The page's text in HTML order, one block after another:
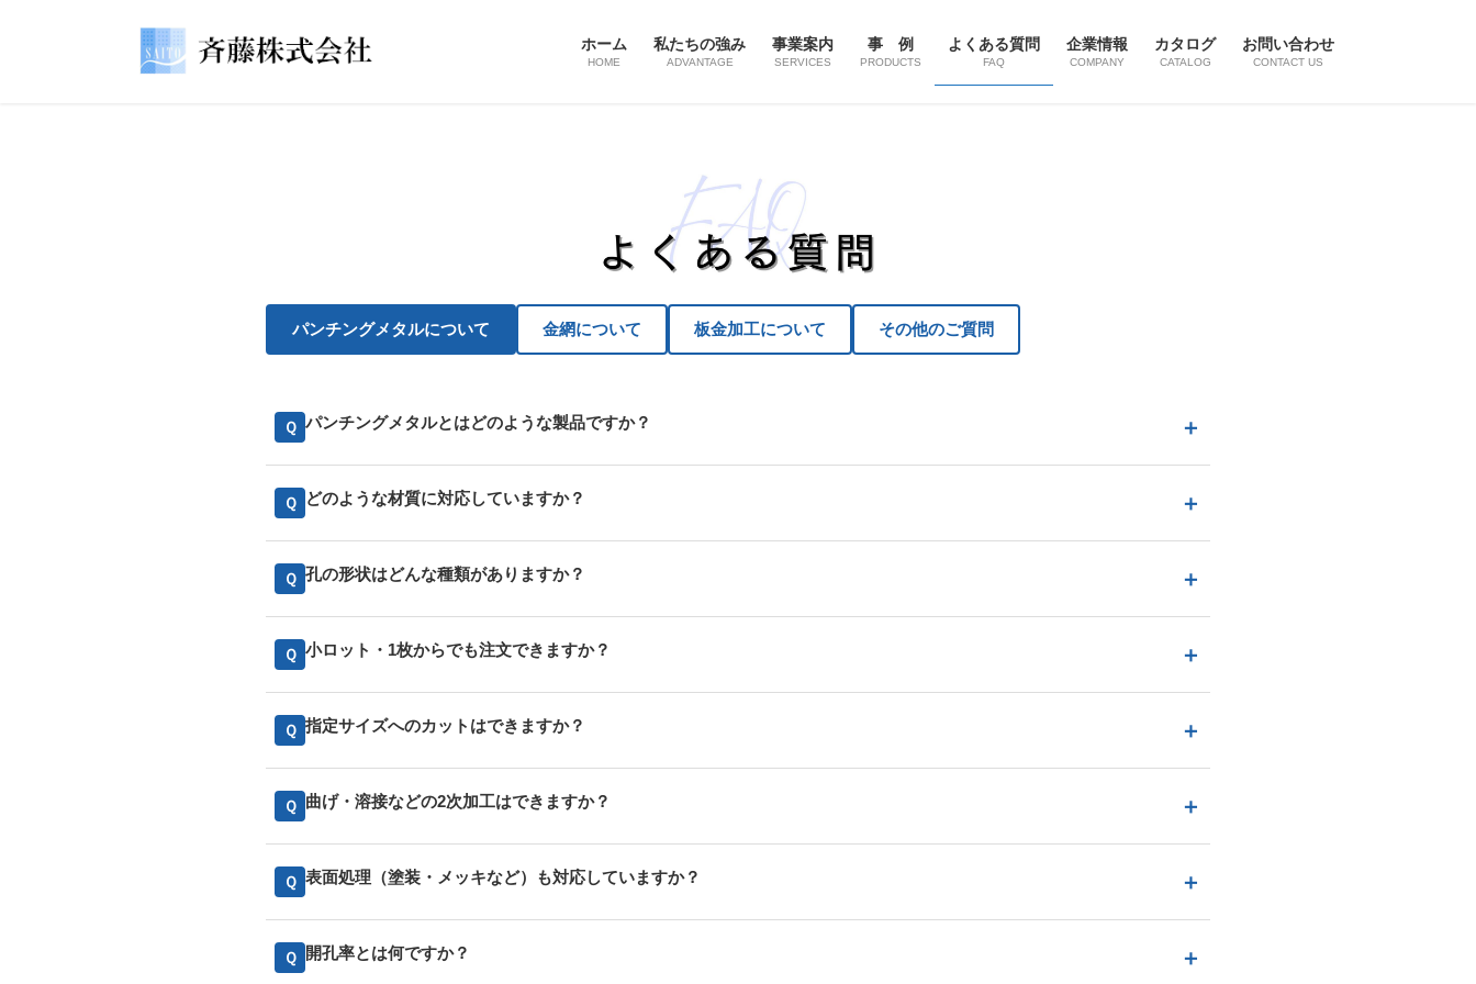
ホーム
HOME
私たちの強み
ADVANTAGE
事業案内
SERVICES
事 例
PRODUCTS
よくある質問
FAQ
企業情報
COMPANY
カタログ
CATALOG
お問い合わせ
CONTACT US
パンチングメタルについて 金網について 板金加工について その他のご質問
Ｑ パンチングメタルとはどのような製品ですか？
Ｑ どのような材質に対応していますか？
Ｑ 孔の形状はどんな種類がありますか？
Ｑ 小ロット・1枚からでも注文できますか？
Ｑ 指定サイズへのカットはできますか？
Ｑ 曲げ・溶接などの2次加工はできますか？
Ｑ 表面処理（塗装・メッキなど）も対応していますか？
Ｑ 開孔率とは何ですか？